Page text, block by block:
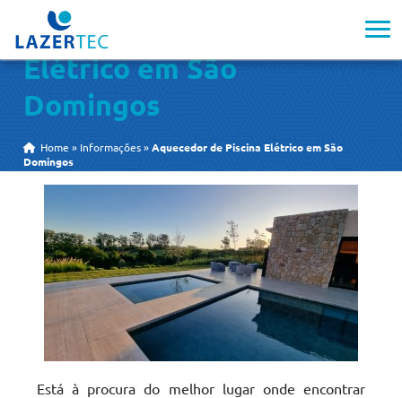
Aquecedor de Piscina
Elétrico em São
Domingos
Home » Informações »Aquecedor de Piscina Elétrico em São
Domingos
Está à procura do melhor lugar onde encontrar